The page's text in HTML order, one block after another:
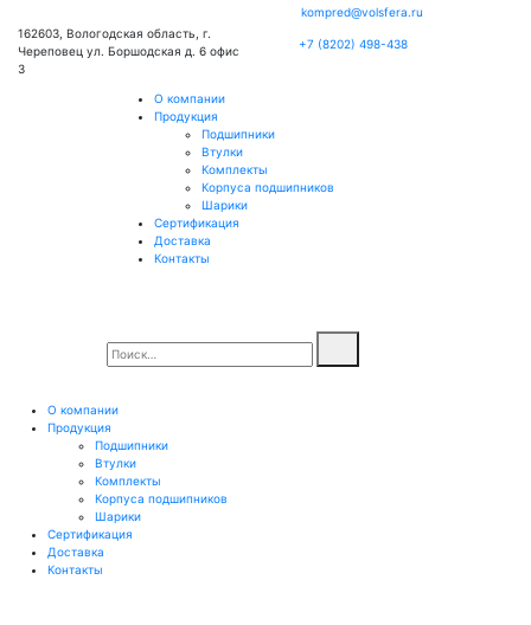
162603, Вологодская область, г.
Череповец ул. Боршодская д. 6 офис
3
kompred@volsfera.ru
+7 (8202) 498-438
О компании
Продукция
Подшипники
Втулки
Комплекты
Корпуса подшипников
Шарики
Сертификация
Доставка
Контакты
О компании
Продукция
Подшипники
Втулки
Комплекты
Корпуса подшипников
Шарики
Сертификация
Доставка
Контакты